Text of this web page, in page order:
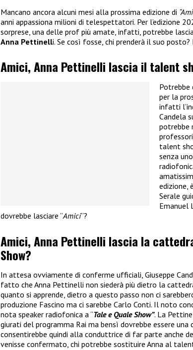
Mancano ancora alcuni mesi alla prossima edizione di
anni appassiona milioni di telespettatori. Per l’edizione
sorprese, una delle prof più amate, infatti, potrebbe
Anna Pettinelli. Se così fosse, chi prenderà il suo
Amici, Anna Pettinelli lascia il talent
Potrebbe
per la
infatti
Candela
potrebbe
talent
senza
edizione,
Serale
Emanuel
dovrebbe lasciare “Amici“?
Amici, Anna Pettinelli lascia la
Show?
In attesa ovviamente di conferme ufficiali, Giuseppe
fatto che Anna Pettinelli non siederà più dietro la
quanto si apprende, dietro a questo passo non ci
produzione Fascino ma ci sarebbe Carlo Conti. Il noto
nota speaker radiofonica a “Tale e Quale Show”. La
giurati del programma Rai ma bensì dovrebbe essere
consentirebbe quindi alla conduttrice di far parte anche
venisse confermato, chi potrebbe sostituire Anna al